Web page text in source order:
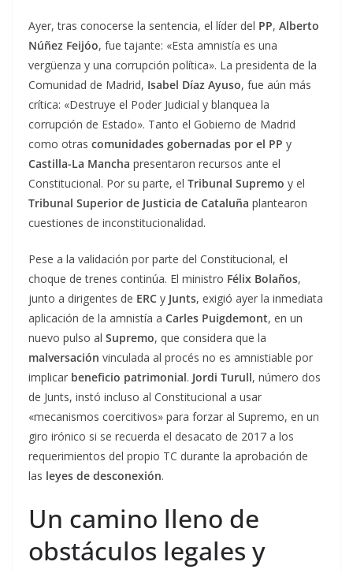
Ayer, tras conocerse la sentencia, el líder del PP, Alberto
Núñez Feijóo, fue tajante: «Esta amnistía es una
vergüenza y una corrupción política». La presidenta de la
Comunidad de Madrid, Isabel Díaz Ayuso, fue aún más
crítica: «Destruye el Poder Judicial y blanquea la
corrupción de Estado». Tanto el Gobierno de Madrid
como otras comunidades gobernadas por el PP y
Castilla-La Mancha presentaron recursos ante el
Constitucional. Por su parte, el Tribunal Supremo y el
Tribunal Superior de Justicia de Cataluña plantearon
cuestiones de inconstitucionalidad.
Pese a la validación por parte del Constitucional, el
choque de trenes continúa. El ministro Félix Bolaños,
junto a dirigentes de ERC y Junts, exigió ayer la inmediata
aplicación de la amnistía a Carles Puigdemont, en un
nuevo pulso al Supremo, que considera que la
malversación vinculada al procés no es amnistiable por
implicar beneficio patrimonial. Jordi Turull, número dos
de Junts, instó incluso al Constitucional a usar
«mecanismos coercitivos» para forzar al Supremo, en un
giro irónico si se recuerda el desacato de 2017 a los
requerimientos del propio TC durante la aprobación de
las leyes de desconexión.
Un camino lleno de
obstáculos legales y